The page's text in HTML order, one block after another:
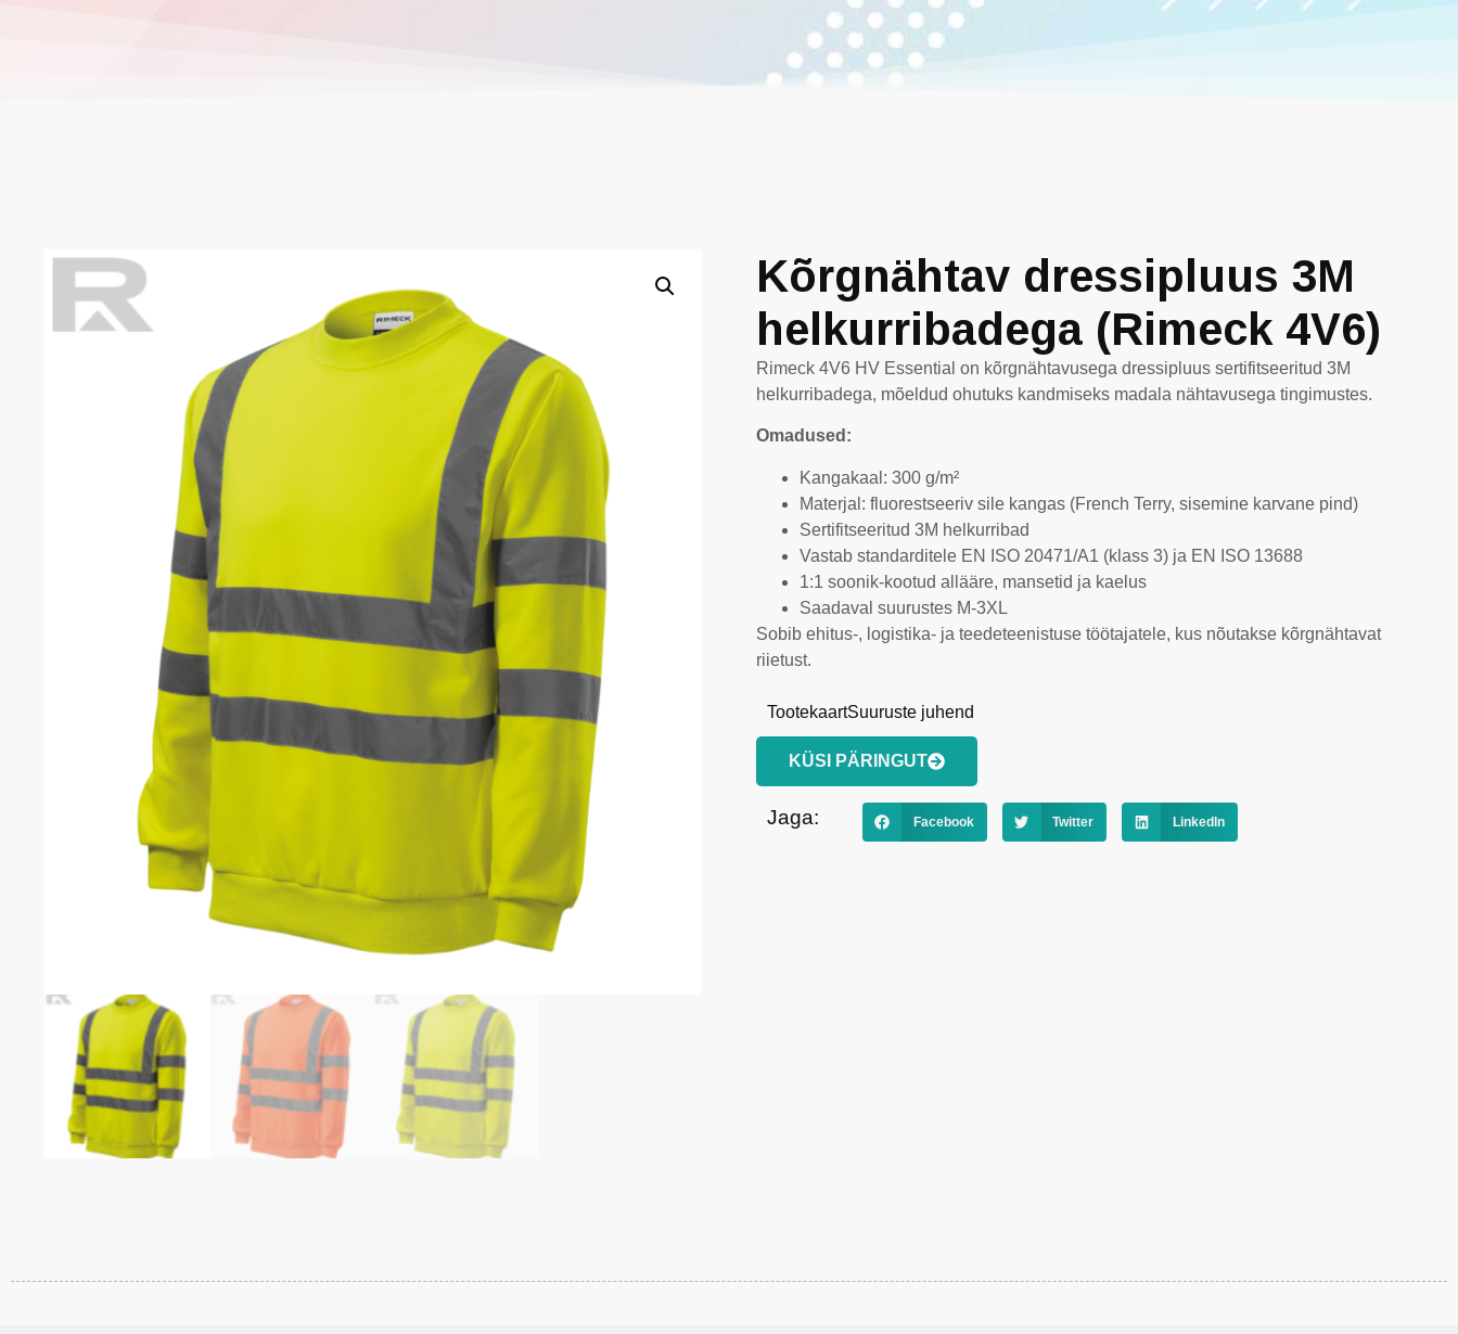
Kõrgnähtav dressipluus 3M
helkurribadega (Rimeck 4V6)
Rimeck 4V6 HV Essential on kõrgnähtavusega dressipluus sertifitseeritud 3M
helkurribadega, mõeldud ohutuks kandmiseks madala nähtavusega tingimustes.
Omadused:
Kangakaal: 300 g/m²
Materjal: fluorestseeriv sile kangas (French Terry, sisemine karvane pind)
Sertifitseeritud 3M helkurribad
Vastab standarditele EN ISO 20471/A1 (klass 3) ja EN ISO 13688
1:1 soonik-kootud allääre, mansetid ja kaelus
Saadaval suurustes M-3XL
Sobib ehitus-, logistika- ja teedeteenistuse töötajatele, kus nõutakse kõrgnähtavat
riietust.
TootekaartSuuruste juhend
KÜSI PÄRINGUT
Jaga: Facebook Twitter LinkedIn